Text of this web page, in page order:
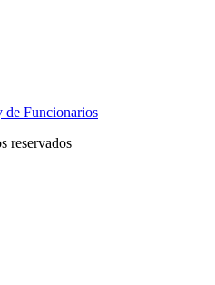
de Funcionarios
reservados